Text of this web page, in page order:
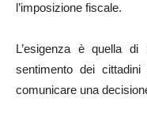
l’imposizione fiscale.
L’esigenza è quella
sentimento dei cittadini
comunicare una